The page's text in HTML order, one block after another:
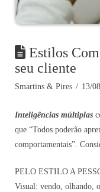
Estilos
seu cliente
Smartins & Pires 13/
Inteligências múltiplas
que “Todos poderão
comportamentais”.
PELO ESTILO A
Visual: vendo, olhando,